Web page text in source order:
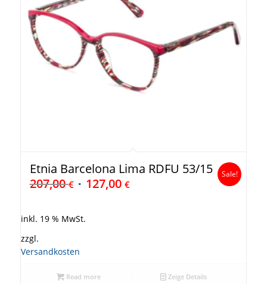
Etnia Barcelona Lima RDFU 53/15
207,00€ 127,00 €
Sale!
inkl. 19 % MwSt.
zzgl.
Versandkosten
Read more Zeige Details